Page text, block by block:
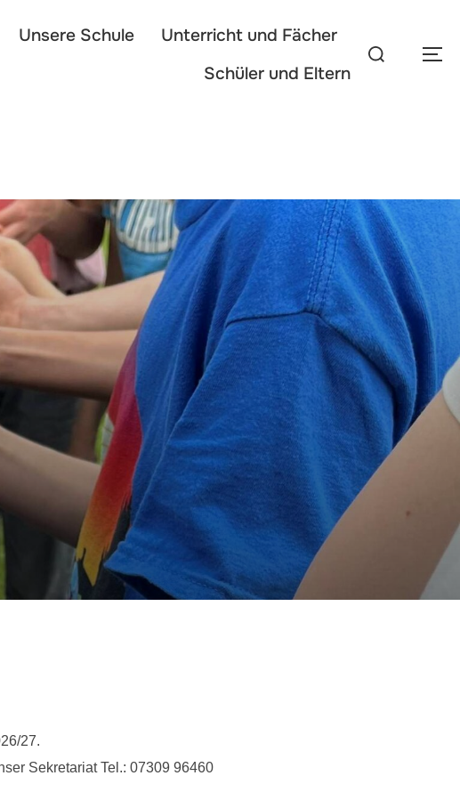
Unsere Schule
Unterricht und Fächer
Schüler und Eltern
27.
Sekretariat Tel.: 07309 96460